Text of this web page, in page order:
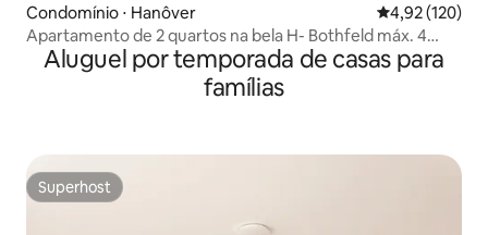
Condomínio ⋅ Hanôver 4,92 de uma
4,92 (120)
Apartamento de 2 quartos na bela H- Bothfeld máx. 4
pessoas
Aluguel por temporada de casas para
famílias
Superhost
Superhost